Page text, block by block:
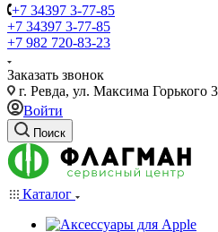
+7 34397 3-77-85
+7 34397 3-77-85
+7 982 720-83-23
Заказать звонок
г. Ревда, ул. Максима Горького
Войти
Поиск
Каталог